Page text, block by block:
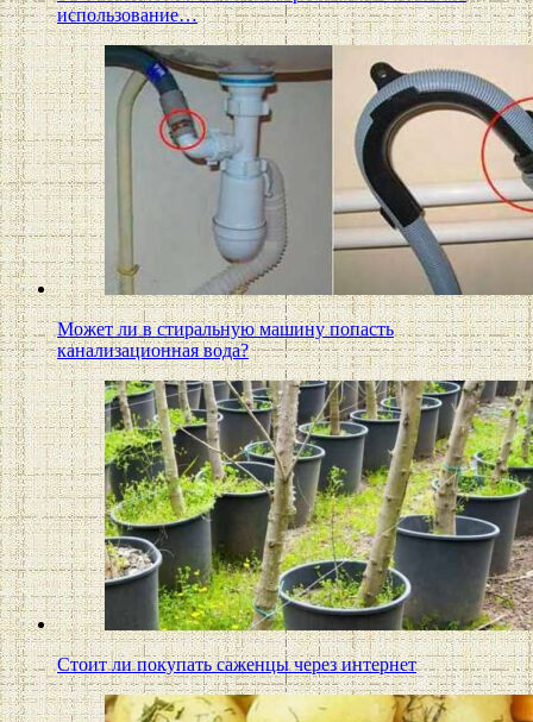
использование…
Может ли в стиральную машину попасть
канализационная вода?
Стоит ли покупать саженцы через интернет